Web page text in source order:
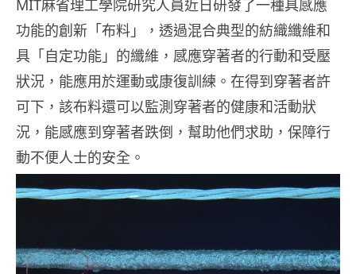
MIT麻省理工學院研究人員近日研發了一種具感應
功能的創新「布料」，透過混合典型的紡織纖維和
具「自定功能」的纖維，感應穿著者的行動和受壓
狀況，能應用於運動或康復訓練。在得到穿著者許
可下，該布料還可以監測穿著者的健康和活動狀
況，能感應到穿著者跌倒，幫助他們求助，保障行
動不便人士的安全。